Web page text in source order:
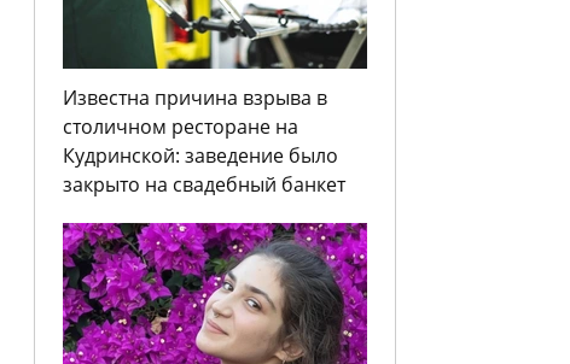
Известна причина взрыва в
столичном ресторане на
Кудринской: заведение было
закрыто на свадебный банкет